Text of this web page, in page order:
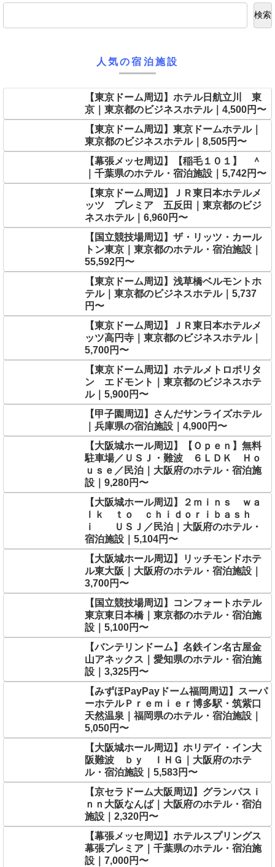
検索
人気の宿泊施設
【東京ドーム周辺】ホテル日航立川 東
京｜東京都のビジネスホテル｜4,500円〜
【東京ドーム周辺】東京ドームホテル｜
東京都のビジネスホテル｜8,505円〜
【幕張メッセ周辺】【稲毛１０１】 ＾
｜千葉県のホテル・宿泊施設｜5,742円〜
【東京ドーム周辺】ＪＲ東日本ホテルメ
ッツ プレミア 五反田｜東京都のビジ
ネスホテル｜6,960円〜
【国立競技場周辺】ザ・リッツ・カール
トン東京｜東京都のホテル・宿泊施設｜
55,592円〜
【東京ドーム周辺】浅草橋ベルモントホ
テル｜東京都のビジネスホテル｜5,737
円〜
【東京ドーム周辺】ＪＲ東日本ホテルメ
ッツ高円寺｜東京都のビジネスホテル｜
5,700円〜
【東京ドーム周辺】ホテルメトロポリタ
ン エドモント｜東京都のビジネスホテ
ル｜5,900円〜
【甲子園周辺】さんだサンライズホテル
｜兵庫県の宿泊施設｜4,900円〜
【大阪城ホール周辺】【Ｏｐｅｎ】無料
駐車場／ＵＳＪ・難波 ６ＬＤＫ Ｈｏ
ｕｓｅ／民泊｜大阪府のホテル・宿泊施
設｜9,280円〜
【大阪城ホール周辺】２ｍｉｎｓ ｗａ
ｌｋ ｔｏ ｃｈｉｄｏｒｉｂａｓｈ
ｉ ＵＳＪ／民泊｜大阪府のホテル・
宿泊施設｜5,104円〜
【大阪城ホール周辺】リッチモンドホテ
ル東大阪｜大阪府のホテル・宿泊施設｜
3,700円〜
【国立競技場周辺】コンフォートホテル
東京東日本橋｜東京都のホテル・宿泊施
設｜5,100円〜
【バンテリンドーム】名鉄イン名古屋金
山アネックス｜愛知県のホテル・宿泊施
設｜3,325円〜
【みずほPayPayドーム福岡周辺】スーパ
ーホテルＰｒｅｍｉｅｒ博多駅・筑紫口
天然温泉｜福岡県のホテル・宿泊施設｜
5,050円〜
【大阪城ホール周辺】ホリデイ・イン大
阪難波 ｂｙ ＩＨＧ｜大阪府のホテ
ル・宿泊施設｜5,583円〜
【京セラドーム大阪周辺】グランパスｉ
ｎｎ大阪なんば｜大阪府のホテル・宿泊
施設｜2,320円〜
【幕張メッセ周辺】ホテルスプリングス
幕張プレミア｜千葉県のホテル・宿泊施
設｜7,000円〜